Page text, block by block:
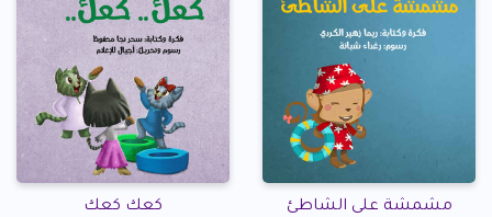
مشمشة على الشاطئ كعك كعك